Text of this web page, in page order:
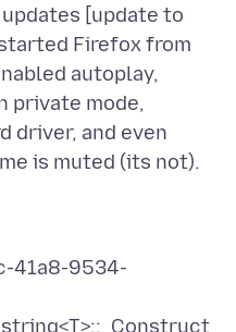
[update to
Firefox from
autoplay,
private mode,
driver, and even
41a8-9534-